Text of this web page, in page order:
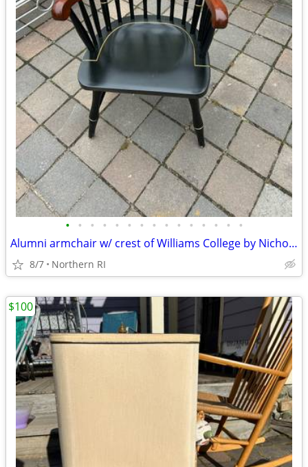
• • • • • • • • • • • • • • •
Alumni armchair w/ crest of Williams College by Nichols + Stone A203
8/7 Northern RI
$100